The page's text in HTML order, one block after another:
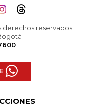
derechos reservados.